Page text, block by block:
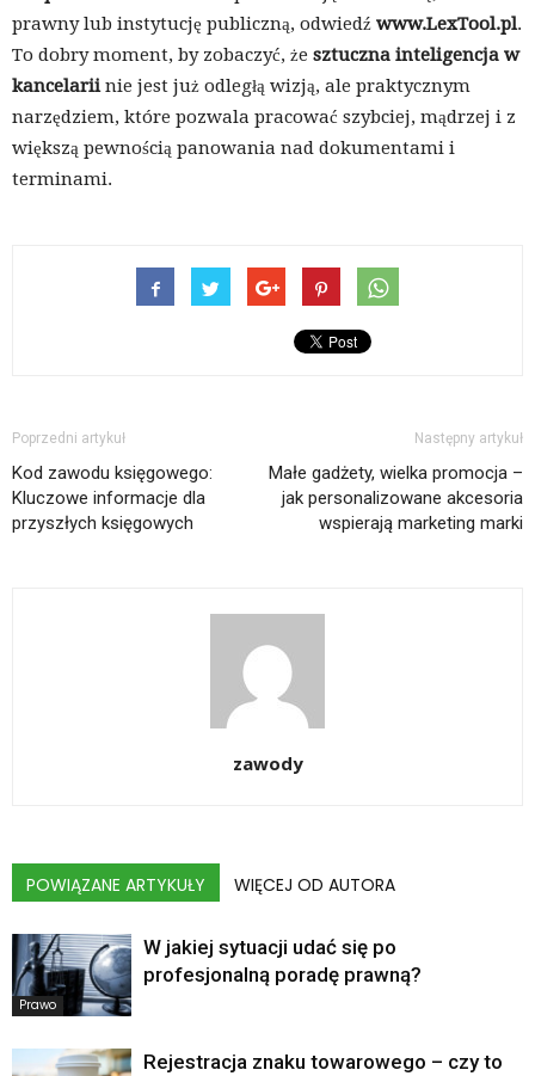
prawny lub instytucję publiczną, odwiedź www.LexTool.pl.
To dobry moment, by zobaczyć, że sztuczna inteligencja w
kancelariinie jest już odległą wizją, ale praktycznym
narzędziem, które pozwala pracować szybciej, mądrzej i z
większą pewnością panowania nad dokumentami i
terminami.
Poprzedni artykuł
Kod zawodu księgowego:
Kluczowe informacje dla
przyszłych księgowych
Następny artykuł
Małe gadżety, wielka promocja –
jak personalizowane akcesoria
wspierają marketing marki
zawody
POWIĄZANE ARTYKUŁY WIĘCEJ OD AUTORA
Prawo
W jakiej sytuacji udać się po
profesjonalną poradę prawną?
Rejestracja znaku towarowego – czy to